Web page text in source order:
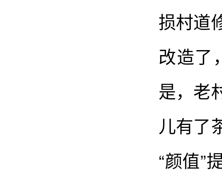
损村道
改造了
是，老
儿有了
“颜值”